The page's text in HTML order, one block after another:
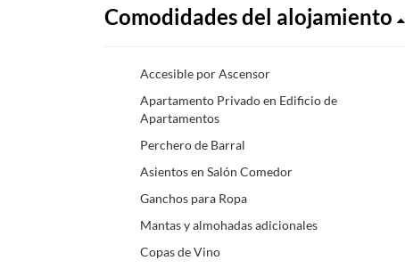
Comodidades del alojamiento
Accesible por Ascensor
Apartamento Privado en Edificio de
Apartamentos
Perchero de Barral
Asientos en Salón Comedor
Ganchos para Ropa
Mantas y almohadas adicionales
Copas de Vino